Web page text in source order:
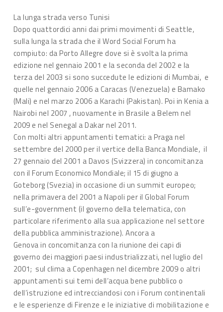
La lunga strada verso Tunisi
Dopo quattordici anni dai primi movimenti di Seattle,
sulla lunga la strada che il Word Social Forum ha
compiuto: da Porto Allegre dove si è svolta la prima
edizione nel gennaio 2001 e la seconda del 2002 e la
terza del 2003 si sono succedute le edizioni di Mumbai, e
quelle nel gennaio 2006 a Caracas (Venezuela) e Bamako
(Mali) e nel marzo 2006 a Karachi (Pakistan). Poi in Kenia a
Nairobi nel 2007 , nuovamente in Brasile a Belem nel
2009 e nel Senegal a Dakar nel 2011.
Con molti altri appuntamenti tematici: a Praga nel
settembre del 2000 per il vertice della Banca Mondiale, il
27 gennaio del 2001 a Davos (Svizzera) in concomitanza
con il Forum Economico Mondiale; il 15 di giugno a
Goteborg (Svezia) in occasione di un summit europeo;
nella primavera del 2001 a Napoli per il Global Forum
sull’e-government (il governo della telematica, con
particolare riferimento alla sua applicazione nel settore
della pubblica amministrazione). Ancora a
Genova in concomitanza con la riunione dei capi di
governo dei maggiori paesi industrializzati, nel luglio del
2001; sul clima a Copenhagen nel dicembre 2009 o altri
appuntamenti sui temi dell’acqua bene pubblico o
dell’istruzione ed intrecciandosi con i Forum continentali
e le esperienze di Firenze e le iniziative di mobilitazione e